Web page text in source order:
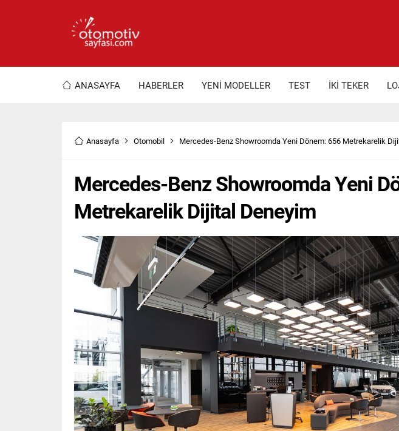
ANASAYFA HABERLER YENİ MODELLER TEST İKİ TEKER
Anasayfa Otomobil Mercedes-Benz Showroomda Yeni Dönem: 656 Metrekarelik
Mercedes-Benz Showroomda Yeni
Metrekarelik Dijital Deneyim